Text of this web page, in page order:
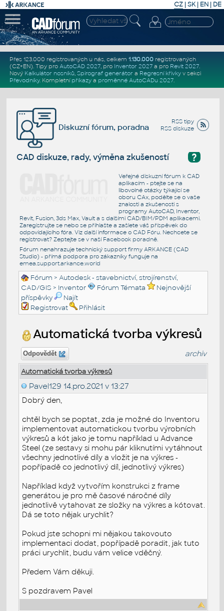
CZ | SK| EN | DE
Přes 123.000 registrovaných u nás, celkem 1.130.000registrovaných
(CZ+EN). Tipy pro AutoCAD 2027, pro Inventor 2027a pro Revit 2027.
Nový Kalkulátor nosníků, Spirograf generátor a Regresní křivkyv sekci
Převodníky. Kompletní příkazya proměnné AutoCADu 2027.
RSS tipy
RSS diskuze
Diskuzní fórum, poradna
?
CAD diskuze, rady, výměna zkušeností
Veřejné diskuzní fórum k CAD
aplikacím - ptejte se na
libovolné otázky týkající se
oboru CAx, podělte se o vaše
znalosti a zkušenosti s
programy AutoCAD, Inventor,
Revit, Fusion, 3ds Max, Vault a s dalšími CAD/BIM/PDM aplikacemi.
Zaregistrujte se nebo se přihlašte a zašlete váš příspěvek do
odpovídajícího fóra. Viz další informace o CAD Fóru. Nechcete se
registrovat? Zeptejte se v naší Facebook poradně.
Fórum nenahrazuje technický support firmy ARKANCE (CAD
Studio) - přímá podpora pro zákazníky funguje na
emea.support.arkance.world
Fórum >Autodesk - stavebnictví, strojírenství,
CAD/GIS > Inventor Fórum Témata
Nejnovější
příspěvky
Najít
Registrovat
Přihlásit
Automatická tvorba výkresů
Odpovědět archiv
Automatická tvorba výkresů
Pavel129 14.pro.2021 v 13:27
Dobrý den,
chtěl bych se poptat, zda je možné do Inventoru
implementovat automatickou tvorbu výrobních
výkresů a kót jako je tomu například u Advance
Steel (ze sestavy si mohu pár kliknutími vytáhnout
všechny jednotlivé díly a vložit je na výkres -
popřípadě co jednotlivý díl, jednotlivý výkres)
Například když vytvořím konstrukci z frame
generátou je pro mě časové náročné díly
jednotlivě vytahovat ze složky na výkres a kótovat.
Dá se toto nějak urychlit?
Pokud jste schopni mi nějakou takovouto
implementaci dodat, popřípadě poradit, jak tuto
práci urychlit, budu vám velice vděčný.
Předem Vám děkuji.
S pozdravem Pavel